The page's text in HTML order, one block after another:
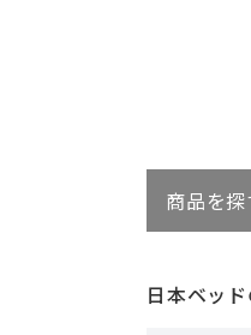
商品を探
日本ベッ